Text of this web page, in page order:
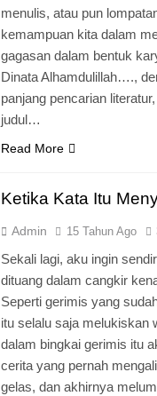
menulis, atau pun
kemampuan kita dalam
gagasan dalam bentuk
Dinata Alhamdulillah….,
panjang pencarian
judul…
Read More
Ketika Kata Itu
Admin 15 Tahun Ago
Sekali lagi, aku ingin
dituang dalam cangkir
Seperti gerimis yang
itu selalu saja melukiskan
dalam bingkai gerimis itu
cerita yang pernah
gelas, dan akhirnya